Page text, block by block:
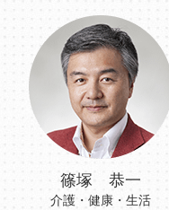
篠塚 恭一
介護・健康・生活